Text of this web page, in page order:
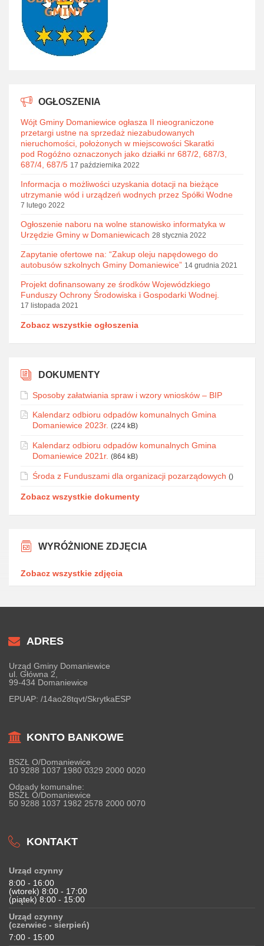
OGŁOSZENIA
Wójt Gminy Domaniewice ogłasza II nieograniczone
przetargi ustne na sprzedaż niezabudowanych
nieruchomości, położonych w miejscowości Skaratki
pod Rogóźno oznaczonych jako działki nr 687/2, 687/3,
687/4, 687/5 17 października 2022
Informacja o możliwości uzyskania dotacji na bieżące
utrzymanie wód i urządzeń wodnych przez Spółki Wodne
7 lutego 2022
Ogłoszenie naboru na wolne stanowisko informatyka w
Urzędzie Gminy w Domaniewicach 28 stycznia 2022
Zapytanie ofertowe na: “Zakup oleju napędowego do
autobusów szkolnych Gminy Domaniewice” 14 grudnia 2021
Projekt dofinansowany ze środków Wojewódzkiego
Funduszy Ochrony Środowiska i Gospodarki Wodnej.
17 listopada 2021
Zobacz wszystkie ogłoszenia
DOKUMENTY
Sposoby załatwiania spraw i wzory wniosków – BIP
Kalendarz odbioru odpadów komunalnych Gmina
Domaniewice 2023r. (224 kB)
Kalendarz odbioru odpadów komunalnych Gmina
Domaniewice 2021r. (864 kB)
Środa z Funduszami dla organizacji pozarządowych ()
Zobacz wszystkie dokumenty
WYRÓŻNIONE ZDJĘCIA
Zobacz wszystkie zdjęcia
ADRES
Urząd Gminy Domaniewice
ul. Główna 2,
99-434 Domaniewice
EPUAP: /14ao28tqvt/SkrytkaESP
KONTO BANKOWE
BSZŁ O/Domaniewice
10 9288 1037 1980 0329 2000 0020
Odpady komunalne:
BSZŁ O/Domaniewice
50 9288 1037 1982 2578 2000 0070
KONTAKT
Urząd czynny
8:00 - 16:00
(wtorek) 8:00 - 17:00
(piątek) 8:00 - 15:00
Urząd czynny
(czerwiec - sierpień)
7:00 - 15:00